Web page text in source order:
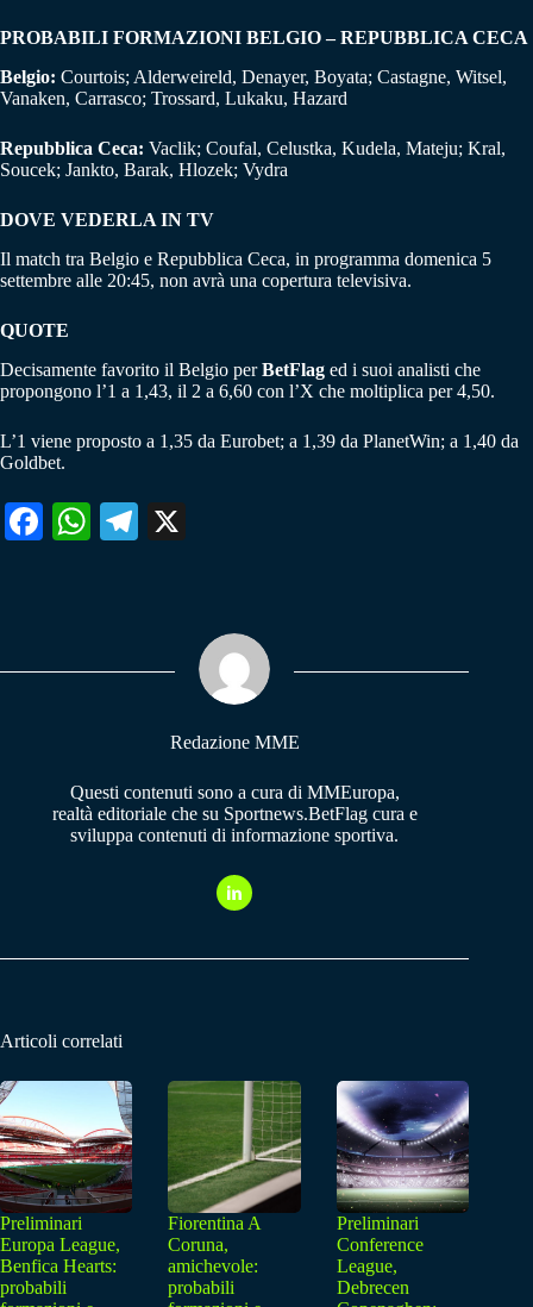
PROBABILI FORMAZIONI BELGIO – REPUBBLICA CECA
Belgio: Courtois; Alderweireld, Denayer, Boyata; Castagne, Witsel,
Vanaken, Carrasco; Trossard, Lukaku, Hazard
Repubblica Ceca: Vaclik; Coufal, Celustka, Kudela, Mateju; Kral,
Soucek; Jankto, Barak, Hlozek; Vydra
DOVE VEDERLA IN TV
Il match tra Belgio e Repubblica Ceca, in programma domenica 5
settembre alle 20:45, non avrà una copertura televisiva.
QUOTE
Decisamente favorito il Belgio perBetFlag ed i suoi analisti che
propongono l’1 a 1,43, il 2 a 6,60 con l’X che moltiplica per 4,50.
L’1 viene proposto a 1,35 da Eurobet; a 1,39 da PlanetWin; a 1,40 da
Goldbet.
Fa W
pp
Te
m
Redazione MME
Questi contenuti sono a cura di MMEuropa,
realtà editoriale che su Sportnews.BetFlag cura e
sviluppa contenuti di informazione sportiva.
Articoli correlati
Preliminari
Europa League,
Benfica Hearts:
probabili
Fiorentina A
Coruna,
amichevole:
probabili
Preliminari
Conference
League,
Debrecen